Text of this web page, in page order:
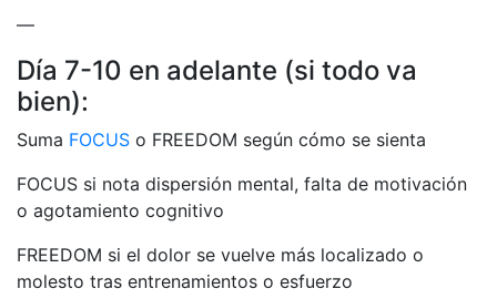
—
Día 7-10 en adelante (si todo va
bien):
Suma FOCUS o FREEDOM según cómo se sienta
FOCUS si nota dispersión mental, falta de motivación
o agotamiento cognitivo
FREEDOM si el dolor se vuelve más localizado o
molesto tras entrenamientos o esfuerzo